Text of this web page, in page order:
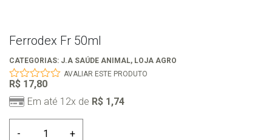
Ferrodex Fr 50ml
CATEGORIAS: J.A SAÚDE ANIMAL, LOJA AGRO
0
out
of
AVALIAR ESTE PRODUTO
R$ 17,80
Em até 12x de R$ 1,74
- +